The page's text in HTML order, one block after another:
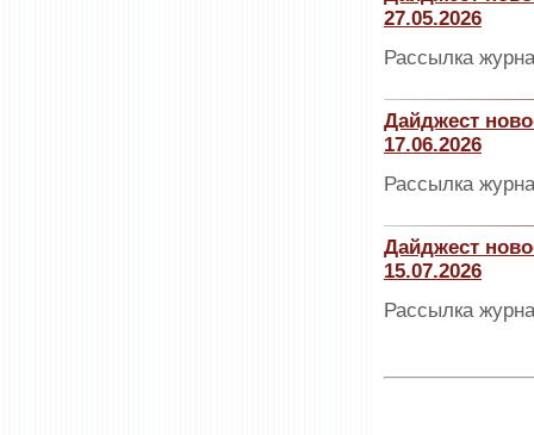
27.05.2026
Рассылка
Дайджест
17.06.2026
Рассылка
Дайджест
15.07.2026
Рассылка